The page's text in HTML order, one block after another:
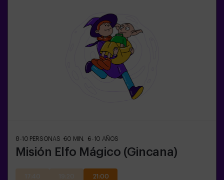
8-10 PERSONAS 60 MIN. 6-10 AÑOS
Misión Elfo Mágico (Gincana)
21:00